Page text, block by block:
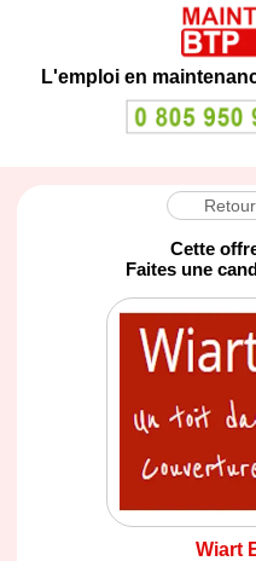
L'emploi en
Cette
Faites une
Wiart